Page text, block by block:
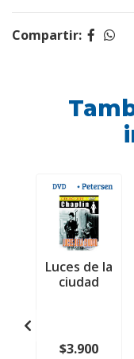
Compartir:
Luces de la
ciudad
$3.900